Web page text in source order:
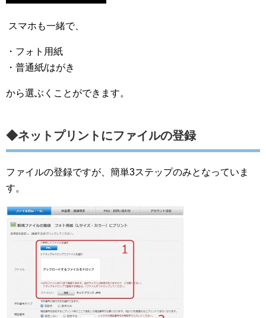
スマホも一緒で、
・フォト用紙
・普通紙/はがき
から選ぶくことができます。
◆ネットプリントにファイルの登録
ファイルの登録ですが、簡単3ステップのみとなっていま
す。